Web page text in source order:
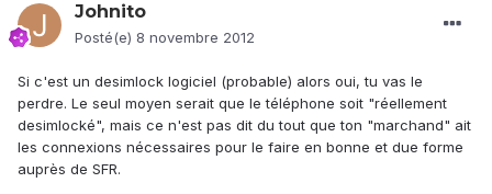
Johnito
Posté(e) 8 novembre 2012
Si c'est un desimlock logiciel (probable) alors oui, tu vas le
perdre. Le seul moyen serait que le téléphone soit "réellement
desimlocké", mais ce n'est pas dit du tout que ton "marchand" ait
les connexions nécessaires pour le faire en bonne et due forme
auprès de SFR.